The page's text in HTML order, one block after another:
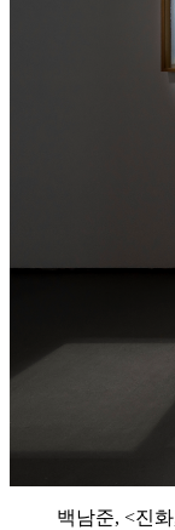
백남준, <진